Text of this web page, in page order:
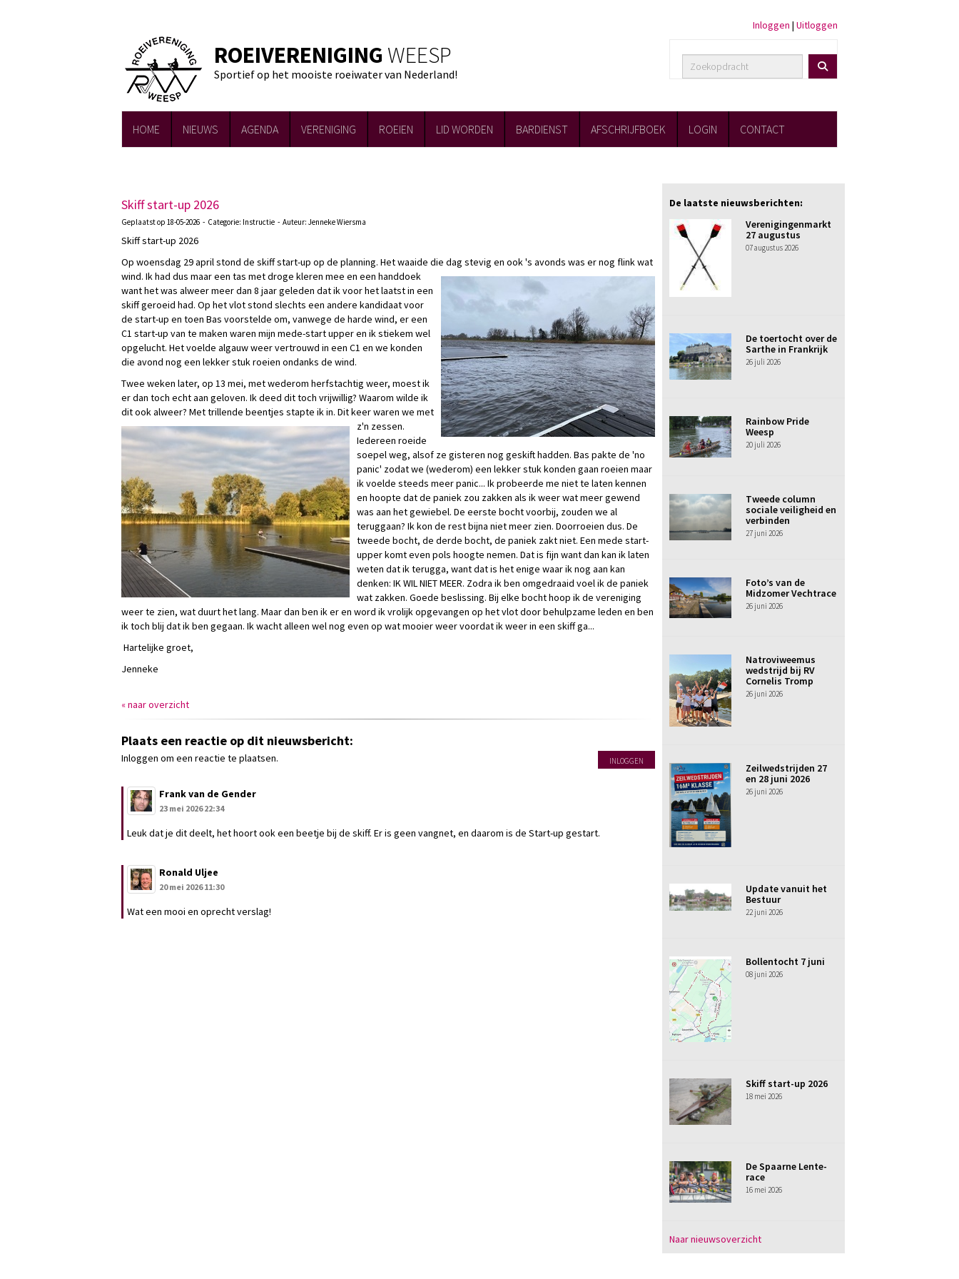
ROEIVERENIGING WEESP
Sportief op het mooiste roeiwater van Nederland!
Inloggen | Uitloggen
HOME NIEUWS AGENDA VERENIGING ROEIEN LID WORDEN BARDIENST AFSCHRIJFBOEK LOGIN CONTACT
Skiff start-up 2026
Geplaatst op 18-05-2026 - Categorie: Instructie - Auteur: Jenneke Wiersma
Skiff start-up 2026
Op woensdag 29 april stond de skiff start-up op de planning. Het waaide die dag stevig en ook 's avonds was er nog flink wat
wind. Ik had dus maar een tas met droge kleren mee en een handdoek
want het was alweer meer dan 8 jaar geleden dat ik voor het laatst in een
skiff geroeid had. Op het vlot stond slechts een andere kandidaat voor
de start-up en toen Bas voorstelde om, vanwege de harde wind, er een
C1 start-up van te maken waren mijn mede-start upper en ik stiekem wel
opgelucht. Het voelde algauw weer vertrouwd in een C1 en we konden
die avond nog een lekker stuk roeien ondanks de wind.
Twee weken later, op 13 mei, met wederom herfstachtig weer, moest ik
er dan toch echt aan geloven. Ik deed dit toch vrijwillig? Waarom wilde ik
dit ook alweer? Met trillende beentjes stapte ik in. Dit keerwaren we met
z'n zessen.
Iedereen roeide
soepel weg, alsof ze gisteren nog geskift hadden. Bas pakte de 'no
panic' zodat we (wederom) een lekker stuk konden gaan roeien maar
ik voelde steeds meer panic... Ik probeerde me niet te laten kennen
en hoopte dat de paniek zou zakken als ik weer wat meer gewend
was aan het gewiebel. De eerste bocht voorbij, zouden we al
teruggaan? Ik kon de rest bijna niet meer zien. Doorroeien dus. De
tweede bocht, de derde bocht, de paniek zakt niet. Een mede start-
upper komt even pols hoogte nemen. Dat is fijn want dan kan ik laten
weten dat ik terugga, want dat is het enige waar ik nog aan kan
denken: IK WIL NIET MEER. Zodra ik ben omgedraaid voel ik de paniek
wat zakken. Goede beslissing. Bij elke bocht hoop ik de vereniging
weer te zien, wat duurt het lang. Maar dan ben ik er en word ik vrolijk opgevangen op het vlot door behulpzame leden en ben
ik toch blij dat ik ben gegaan. Ik wacht alleen wel nog even op wat mooier weer voordat ik weer in een skiff ga...
Hartelijke groet,
Jenneke
« naar overzicht
Plaats een reactie op dit nieuwsbericht:
Inloggen om een reactie te plaatsen. INLOGGEN
Frank van de Gender
23 mei 2026 22:34
Leuk dat je dit deelt, het hoort ook een beetje bij de skiff. Er is geen vangnet, en daarom is de Start-up gestart.
Ronald Uljee
20 mei 2026 11:30
Wat een mooi en oprecht verslag!
De laatste nieuwsberichten:
Verenigingenmarkt
27 augustus
07 augustus 2026
De toertocht over de
Sarthe in Frankrijk
26 juli 2026
Rainbow Pride
Weesp
20 juli 2026
Tweede column
sociale veiligheid en
verbinden
27 juni 2026
Foto’s van de
Midzomer Vechtrace
26 juni 2026
Natroviweemus
wedstrijd bij RV
Cornelis Tromp
26 juni 2026
Zeilwedstrijden 27
en 28 juni 2026
26 juni 2026
Update vanuit het
Bestuur
22 juni 2026
Bollentocht 7 juni
08 juni 2026
Skiff start-up 2026
18 mei 2026
De Spaarne Lente-
race
16 mei 2026
Naar nieuwsoverzicht